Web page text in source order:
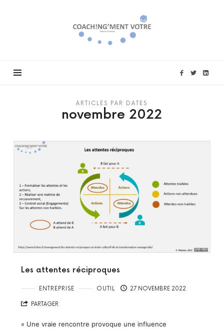
Coach!ng'ment
vôtre
ARTICLES PAR DATES
novembre 2022
Les attentes réciproques
ENTREPRISE OUTIL 27 NOVEMBRE 2022
PARTAGER
« Une vraie rencontre provoque une influence